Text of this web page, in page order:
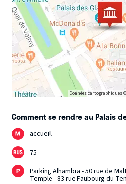
Données cartographiques
Comment se rendre au Palais
accueill
75
Parking Alhambra - 50 rue de
Temple - 83 rue Faubourg du